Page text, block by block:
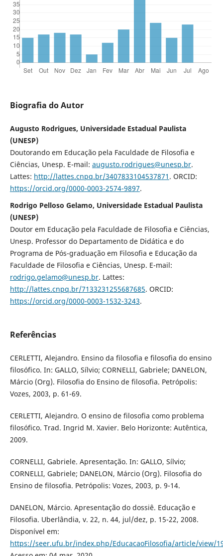
Biografia do Autor
Augusto Rodrigues, Universidade Estadual Paulista
(UNESP)
Doutorando em Educação pela Faculdade de Filosofia e
Ciências, Unesp. E-mail: augusto.rodrigues@unesp.br.
Lattes: http://lattes.cnpq.br/3407833104537871 . ORCID:
https://orcid.org/0000-0003-2574-9897.
Rodrigo Pelloso Gelamo, Universidade Estadual Paulista
(UNESP)
Doutor em Educação pela Faculdade de Filosofia e Ciências,
Unesp. Professor do Departamento de Didática e do
Programa de Pós-graduação em Filosofia e Educação da
Faculdade de Filosofia e Ciências, Unesp. E-mail:
rodrigo.gelamo@unesp.br. Lattes:
http://lattes.cnpq.br/7133231255687685. ORCID:
https://orcid.org/0000-0003-1532-3243.
Referências
CERLETTI, Alejandro. Ensino da filosofia e filosofia do ensino
filosófico. In: GALLO, Sílvio; CORNELLI, Gabriele; DANELON,
Márcio (Org). Filosofia do Ensino de filosofia. Petrópolis:
Vozes, 2003, p. 61-69.
CERLETTI, Alejandro. O ensino de filosofia como problema
filosófico. Trad. Ingrid M. Xavier. Belo Horizonte: Autêntica,
2009.
CORNELLI, Gabriele. Apresentação. In: GALLO, Sílvio;
CORNELLI, Gabriele; DANELON, Márcio (Org). Filosofia do
Ensino de filosofia. Petrópolis: Vozes, 2003, p. 9-14.
DANELON, Márcio. Apresentação do dossiê. Educação e
Filosofia. Uberlândia, v. 22, n. 44, jul/dez, p. 15-22, 2008.
Disponível em:
https://seer.ufu.br/index.php/EducacaoFilosofia/article/view/